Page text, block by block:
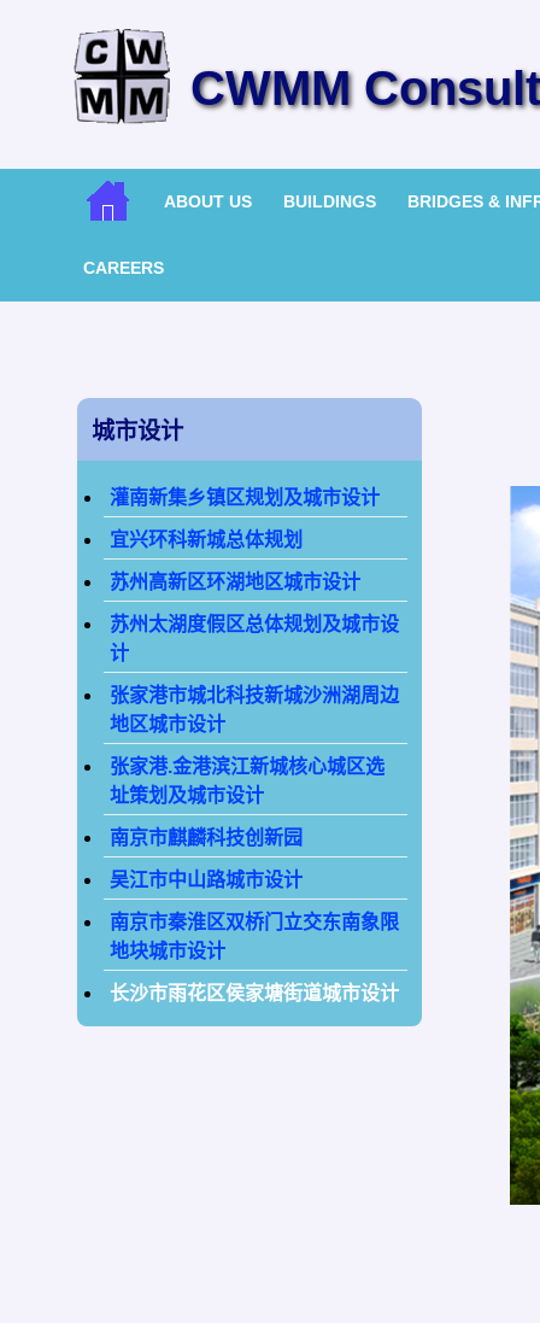
CWMM
ABOUT US BUILDINGS BRIDGES &
CAREERS
城市设计
灌南新集乡镇区规划及城市设计
宜兴环科新城总体规划
苏州高新区环湖地区城市设计
苏州太湖度假区总体规划及城市设
计
张家港市城北科技新城沙洲湖周边
地区城市设计
张家港.金港滨江新城核心城区选
址策划及城市设计
南京市麒麟科技创新园
吴江市中山路城市设计
南京市秦淮区双桥门立交东南象限
地块城市设计
长沙市雨花区侯家塘街道城市设计